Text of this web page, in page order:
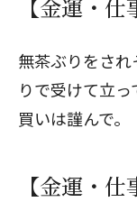
【金運・
無茶ぶりをさ
りで受けて立
買いは謹んで。
【金運・